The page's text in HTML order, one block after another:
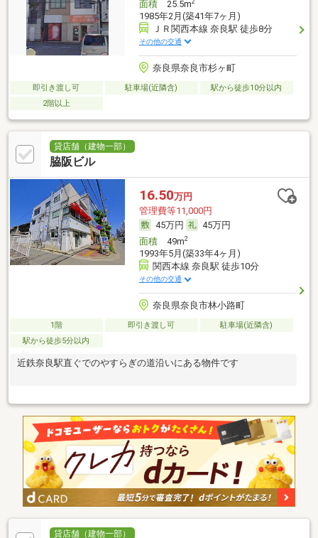
面積25.5m
1985年2月(築41年7ヶ月)
ＪＲ関西本線 奈良駅 徒歩8分
その他の交通
奈良県奈良市杉ヶ町
即引き渡し可 駐車場(近隣含)
駅から徒歩10分以内
2階以上
貸店舗（建物一部）
脇阪ビル
16.50万円
管理費等11,000円
45万円
45万円
面積49m2
1993年5月(築33年4ヶ月)
関西本線 奈良駅 徒歩10分
その他の交通
奈良県奈良市林小路町
1階 即引き渡し可
駐車場(近隣含)
駅から徒歩5分以内
近鉄奈良駅直ぐでのやすらぎの道沿いにある物件です
貸店舗（建物一部）